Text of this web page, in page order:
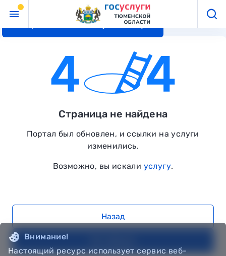
Перейти к основному контенту
Страница не найдена
Портал был обновлен, и ссылки на услуги
изменились.
Возможно, вы искали услугу.
Назад
Внимание!
Настоящий ресурс использует сервис веб-